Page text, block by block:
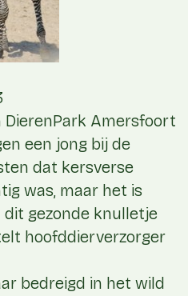
DierenPark Amersfoort
een jong bij de
dat kersverse
was, maar het is
gezonde knulletje
hoofddierverzorger
bedreigd in het wild